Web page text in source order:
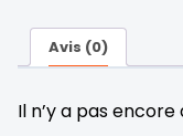
Avis (0)
Il n’y a pas encore